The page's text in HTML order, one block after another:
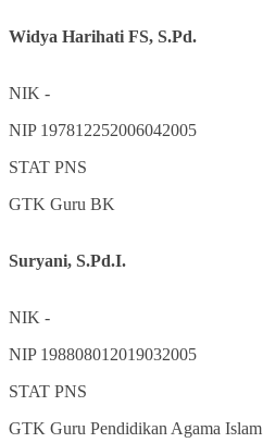
Widya Harihati FS, S.Pd.
NIK -
NIP 197812252006042005
STAT PNS
GTK Guru BK
Suryani, S.Pd.I.
NIK -
NIP 198808012019032005
STAT PNS
GTK Guru Pendidikan Agama Islam